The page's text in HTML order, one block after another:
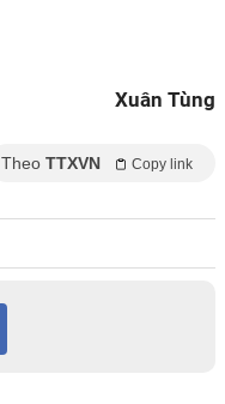
Xuân Tùng
Theo TTXVN Copy link